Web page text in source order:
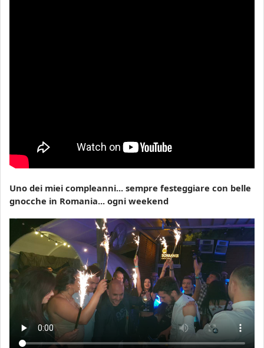
Uno dei miei compleanni... sempre festeggiare con belle
gnocche in Romania... ogni weekend